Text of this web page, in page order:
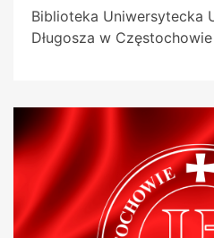
Biblioteka Uniwersytecka
Długosza w